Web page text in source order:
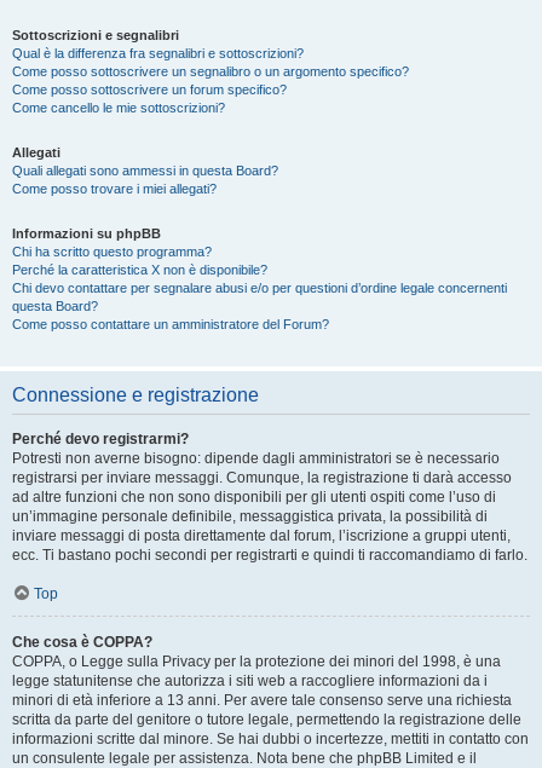
Sottoscrizioni e segnalibri
Qual è la differenza fra segnalibri e sottoscrizioni?
Come posso sottoscrivere un segnalibro o un argomento specifico?
Come posso sottoscrivere un forum specifico?
Come cancello le mie sottoscrizioni?
Allegati
Quali allegati sono ammessi in questa Board?
Come posso trovare i miei allegati?
Informazioni su phpBB
Chi ha scritto questo programma?
Perché la caratteristica X non è disponibile?
Chi devo contattare per segnalare abusi e/o per questioni d’ordine legale concernenti
questa Board?
Come posso contattare un amministratore del Forum?
Connessione e registrazione
Perché devo registrarmi?
Potresti non averne bisogno: dipende dagli amministratori se è necessario
registrarsi per inviare messaggi. Comunque, la registrazione ti darà accesso
ad altre funzioni che non sono disponibili per gli utenti ospiti come l’uso di
un’immagine personale definibile, messaggistica privata, la possibilità di
inviare messaggi di posta direttamente dal forum, l’iscrizione a gruppi utenti,
ecc. Ti bastano pochi secondi per registrarti e quindi ti raccomandiamo di farlo.
Top
Che cosa è COPPA?
COPPA, o Legge sulla Privacy per la protezione dei minori del 1998, è una
legge statunitense che autorizza i siti web a raccogliere informazioni da i
minori di età inferiore a 13 anni. Per avere tale consenso serve una richiesta
scritta da parte del genitore o tutore legale, permettendo la registrazione delle
informazioni scritte dal minore. Se hai dubbi o incertezze, mettiti in contatto con
un consulente legale per assistenza. Nota bene che phpBB Limited e il